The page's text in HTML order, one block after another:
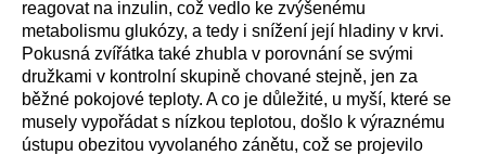
reagovat na inzulin, což vedlo ke zvýšenému
metabolismu glukózy, a tedy i snížení její hladiny v krvi.
Pokusná zvířátka také zhubla v porovnání se svými
družkami v kontrolní skupině chované stejně, jen za
běžné pokojové teploty. A co je důležité, u myší, které se
musely vypořádat s nízkou teplotou, došlo k výraznému
ústupu obezitou vyvolaného zánětu, což se projevilo